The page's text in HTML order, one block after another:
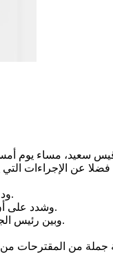
لجائحة كوفيد-19،
ودعا رئيس الدولة إلى التفكير مع كل المؤسسات المعنية في الدولة حول تصور جديد لمواجهة هذا الوضع، وفق بلاغ لرئاسة الجمهورية، صادر فجر اليوم الأحد.
وشدد على أن المسؤولية الوطنية لا تقوم على الحسابات السياسية أو التنافس أو المبارزة بل ترتكز على توحيد الجهود والإجراءات التي يتعين اتخاذها في الفترة القادمة.
وبين رئيس الجمهورية أن هذا الاجتماع الطارئ لا ينافس أي جهة أخرى بل اقتضته المسؤولية الوطنية التي يجب أن تعلو على كافة الاعتبارات السياسية أو الحزبية الضيقة.
جملة من المقترحات من